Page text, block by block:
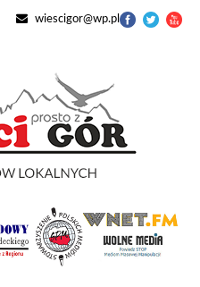
wiescigor@wp.pl